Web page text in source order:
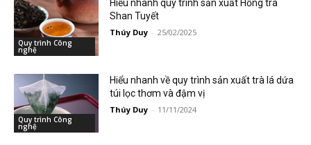
Quy trình Công
nghệ
Hiểu nhanh quy trình sản xuất Hồng trà
Shan Tuyết
Thúy Duy - 25/02/2025
Quy trình Công
nghệ
Hiểu nhanh về quy trình sản xuất trà lá dứa
túi lọc thơm và đậm vị
Thúy Duy - 11/11/2024